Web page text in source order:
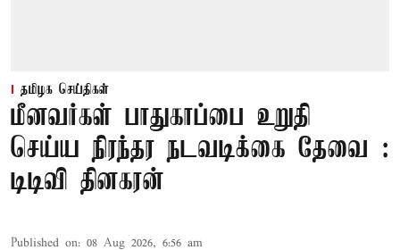
தமிழக செய்திகள்
மீனவர்கள் பாதுகாப்பை உறுதி
செய்ய நிரந்தர நடவடிக்கை தேவை :
டிடிவி தினகரன்
Published on: 08 Aug 2026, 6:56 am